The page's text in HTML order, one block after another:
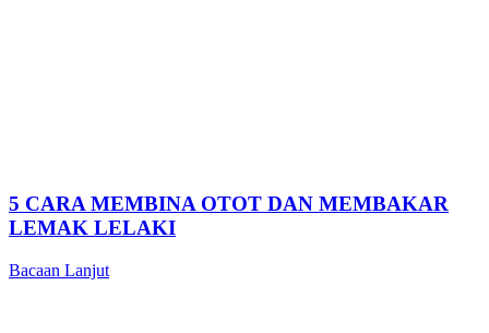
5 CARA MEMBINA OTOT DAN MEMBAKAR
LEMAK LELAKI
Bacaan Lanjut